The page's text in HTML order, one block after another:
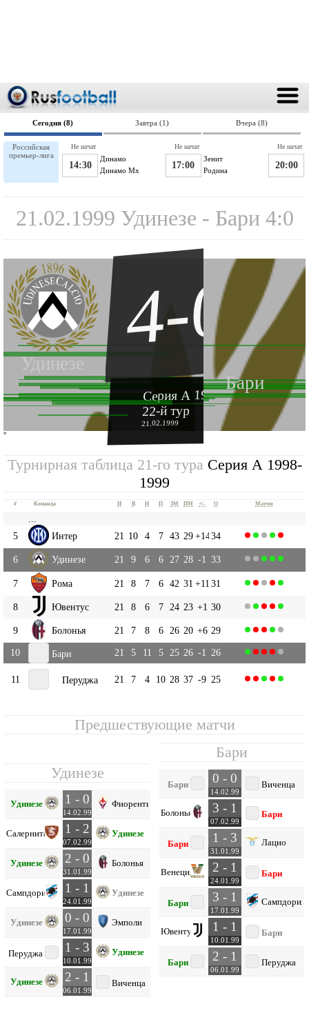
Сегодня (8) Завтра (1) Вчера (8)
Российская
премьер-лига
Динамо
14:30 Динамо Мх
Не начат
Зенит
17:00 Родина
Не начат
20:00
Не начат
21.02.1999 Удинезе - Бари 4:0
Удинезе
Бари
4-0
Серия А 1998-1999
22-й тур
21.02.1999
''
Турнирная таблица 21-го тура Серия А 1998-
1999
# Команда И В Н П ЗМ ПМ +|- О Матчи
5
Интер 21 10 4 7 43 29+1434
6 Удинезе 21 9 6 6 27 28 -1 33
7 Рома 21 8 7 6 42 31 +11 31
8 Ювентус 21 8 6 7 24 23 +1 30
9 Болонья 21 7 8 6 26 20 +6 29
10
Бари 21 5 11 5 25 26 -1 26
11 Перуджа 21 7 4 10 28 37 -9 25
Предшествующие матчи
Удинезе
Удинезе 1 - 0
14.02.99
Фиорентина
Салернитана 1 - 2
07.02.99
Удинезе
Удинезе 2 - 0
31.01.99
Болонья
Сампдория 1 - 1
24.01.99
Удинезе
Удинезе 0 - 0
17.01.99
Эмполи
Перуджа 1 - 3
10.01.99
Удинезе
Удинезе 2 - 1
06.01.99
Виченца
Бари
Бари 0 - 0
14.02.99
Виченца
Болонья 3 - 1
07.02.99
Бари
Бари 1 - 3
31.01.99
Лацио
Венеция 2 - 1
24.01.99
Бари
Бари 3 - 1
17.01.99
Сампдория
Ювентус 1 - 1
10.01.99
Бари
Бари 2 - 1
06.01.99
Перуджа